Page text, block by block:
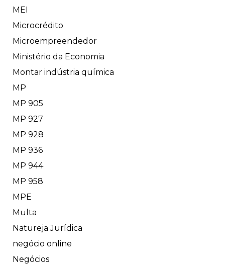
MEI
Microcrédito
Microempreendedor
Ministério da Economia
Montar indústria química
MP
MP 905
MP 927
MP 928
MP 936
MP 944
MP 958
MPE
Multa
Natureja Jurídica
negócio online
Negócios